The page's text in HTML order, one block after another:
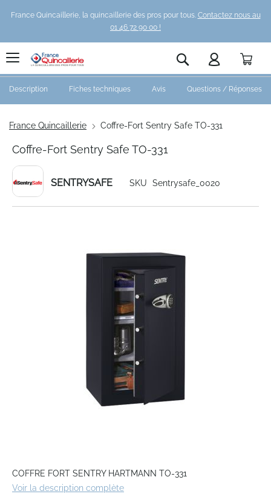
France Quincaillerie, la quincaillerie des pros pour tous. Contactez nous au
01 46 72 90 00 !
Rechercher
France Quincaillerie Coffre-Fort Sentry Safe TO-331
Coffre-Fort Sentry Safe TO-331
SENTRYSAFE SKU Sentrysafe_0020
to
the
COFFRE FORT SENTRY HARTMANN TO-331
Voir la description complète
Description Fiches techniques Avis Questions / Réponses